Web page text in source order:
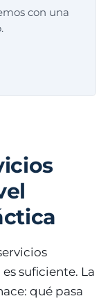
con una
suficiente. La
qué pasa